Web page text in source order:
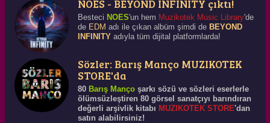
NOES - BEYOND INFINITY çıktı!
Besteci NOES'un hem Muzikotek Music Library'de
de EDM adı ile çıkan albüm şimdi de BEYOND
INFINITYadıyla tüm dijital platformlarda!
Sözler: Barış Manço MUZIKOTEK
STORE'da
80 Barış Mançoşarkı sözü ve sözleri eserlerle
ölümsüzleştiren 80 görsel sanatçıyı barındıran
değerli arşivlik kitabı MUZIKOTEK STORE'dan
satın alabilirsiniz!